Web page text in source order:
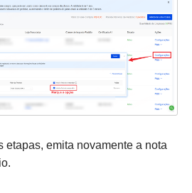
etapas, emita novamente a nota